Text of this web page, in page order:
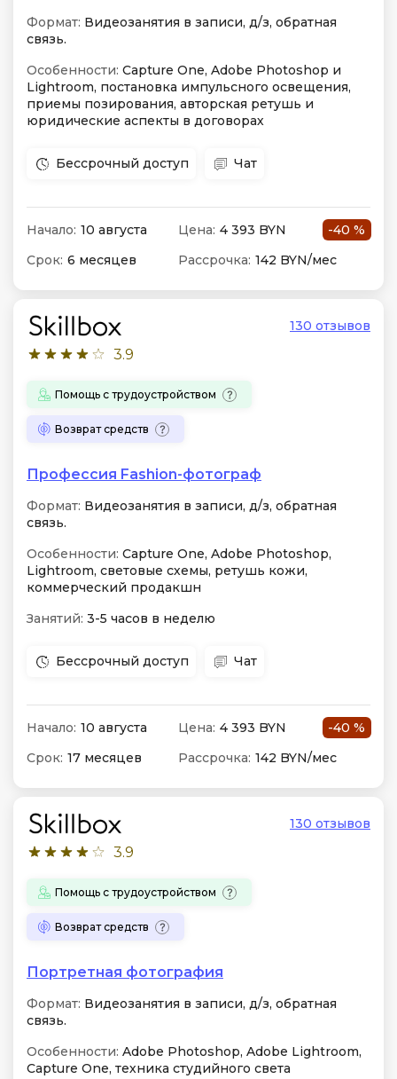
Формат: Видеозанятия в записи, д/з, обратная
связь.
Особенности: Capture One, Adobe Photoshop и
Lightroom, постановка импульсного освещения,
приемы позирования, авторская ретушь и
юридические аспекты в договорах
Бессрочный доступ Чат
Начало: 10 августа Цена: 4 393 BYN
-40 %
Срок: 6 месяцев Рассрочка: 142 BYN/мес
3.9
130 отзывов
Помощь с трудоустройством
Возврат средств
Профессия Fashion-фотограф
Формат: Видеозанятия в записи, д/з, обратная
связь.
Особенности: Capture One, Adobe Photoshop,
Lightroom, световые схемы, ретушь кожи,
коммерческий продакшн
Занятий: 3-5 часов в неделю
Бессрочный доступ Чат
Начало: 10 августа Цена: 4 393 BYN
-40 %
Срок: 17 месяцев Рассрочка: 142 BYN/мес
3.9
130 отзывов
Помощь с трудоустройством
Возврат средств
Портретная фотография
Формат: Видеозанятия в записи, д/з, обратная
связь.
Особенности: Adobe Photoshop, Adobe Lightroom,
Capture One, техника студийного света